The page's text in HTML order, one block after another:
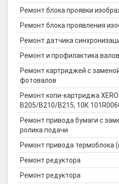
Ремонт блока проявки
Ремонт блока проявления
Ремонт датчика
Ремонт и профилактика
Ремонт картриджей с
фотовалов
Ремонт копи-картриджа
B205/B210/B215, 10К
Ремонт привода бумаги с
ролика подачи
Ремонт привода термоблока
Ремонт редуктора
Ремонт редуктора